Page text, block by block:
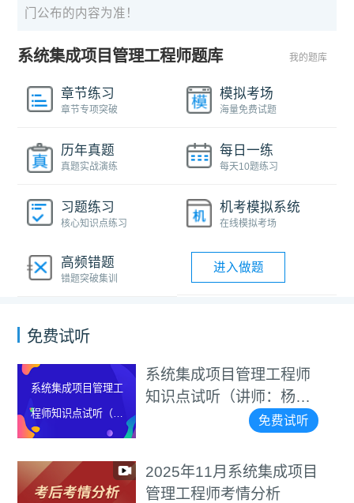
门公布的内容为准！
系统集成项目管理工程师题库 我的题库
章节练习
章节专项突破
模拟考场
海量免费试题
历年真题
真题实战演练
每日一练
每天10题练习
习题练习
核心知识点练习
机考模拟系统
在线模拟考场
高频错题
错题突破集训
进入做题
免费试听
希赛品牌代言视频
免费试
系统集成项目管理工程
新旧教程对比